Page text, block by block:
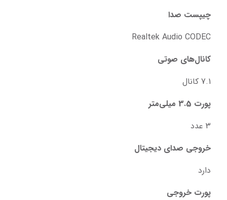
چیپست صدا
Realtek Audio CODEC
کانال‌های صوتی
7.1 کانال
پورت 3.5 میلی‌متر
3 عدد
خروجی صدای دیجیتال
دارد
پورت خروجی